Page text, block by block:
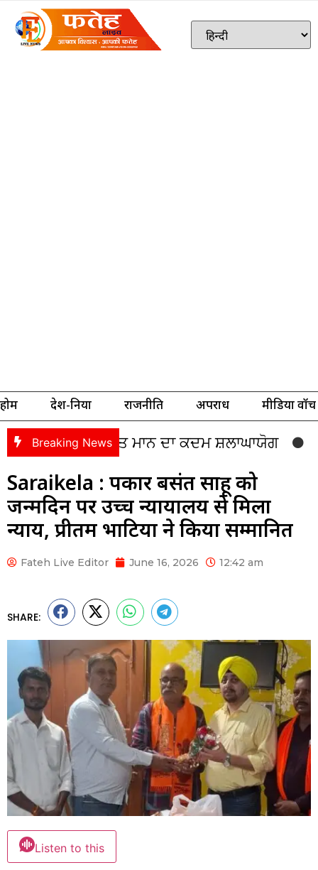
होम देश-दुनिया राजनीति अपराध मीडिया वॉच
Breaking News
ਭਗਵੰਤ ਮਾਨ ਦਾ ਕਦਮ ਸ਼ਲਾਘਾਯੋਗ Punjab
Saraikela : पत्रकार बसंत साहू को
जन्मदिन पर उच्च न्यायालय से मिला
न्याय, प्रीतम भाटिया ने किया सम्मानित
Fateh Live Editor June 16, 2026 12:42 am
SHARE:
Listen to this